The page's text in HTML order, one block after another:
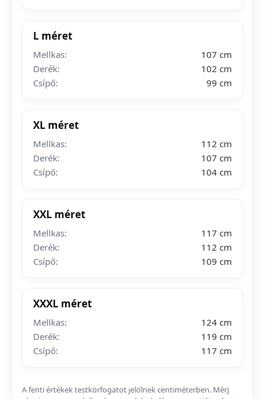
L méret
Mellkas:
107 cm
Derék:
102 cm
Csípő:
99 cm
XL méret
Mellkas:
112 cm
Derék:
107 cm
Csípő:
104 cm
XXL méret
Mellkas:
117 cm
Derék:
112 cm
Csípő:
109 cm
XXXL méret
Mellkas:
124 cm
Derék:
119 cm
Csípő:
117 cm
A fenti értékek testkörfogatot jelölnek centiméterben. Mérj